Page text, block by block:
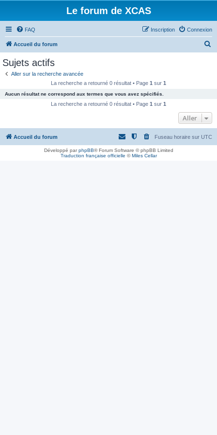
Le forum de XCAS
FAQ Connexion
Inscription
Accueil du forum
c
e
Sujets actifs
Aller sur la recherche avancée
La recherche a retourné 0 résultat • Page 1 sur 1
Aucun résultat ne correspond aux termes que vous avez spécifiés.
La recherche a retourné 0 résultat • Page 1 sur 1
Aller
Accueil du forum Fuseau horaire sur UTC
Développé parphpBB® Forum Software © phpBB Limited
Traduction française officielle ©Miles Cellar